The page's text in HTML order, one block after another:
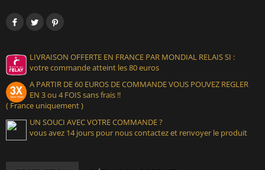
LIVRAISON OFFERTE EN FRANCE PAR MONDIAL RELAIS SI :
votre commande atteint les 80 euros
A PARTIR DE 60 EUROS DE COMMANDE VOUS POUVEZ REGLER
EN 3 ou 4 FOIS sans frais !!
( France uniquement )
UN SOUCI AVEC VOTRE COMMANDE ?
vous avez 14 jours pour nous contactez et renvoyer le produit